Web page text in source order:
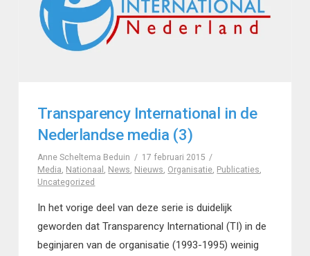
Transparency International in de
Nederlandse media (3)
Anne Scheltema Beduin
17 februari 2015
Media, Nationaal , News, Nieuws, Organisatie, Publicaties,
Uncategorized
In het vorige deel van deze serie is duidelijk
geworden dat Transparency International (TI) in de
beginjaren van de organisatie (1993-1995) weinig